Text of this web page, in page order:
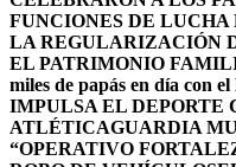
FUNCIONES DE LUCHA
LA REGULARIZACIÓN
EL PATRIMONIO
miles de papás en día con el
IMPULSA EL DEPORTE
ATLÉTICAGUARDIA
“OPERATIVO